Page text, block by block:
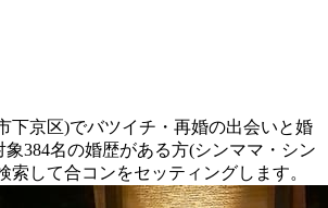
下京区)でバツイチ・再婚の出会いと婚
384名の婚歴がある方(シンママ・シン
索して合コンをセッティングします。